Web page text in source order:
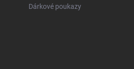
Dárkové poukazy